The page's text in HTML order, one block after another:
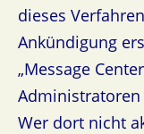
dieses
Ankündigung
„Message
Administratoren
Wer dort nicht